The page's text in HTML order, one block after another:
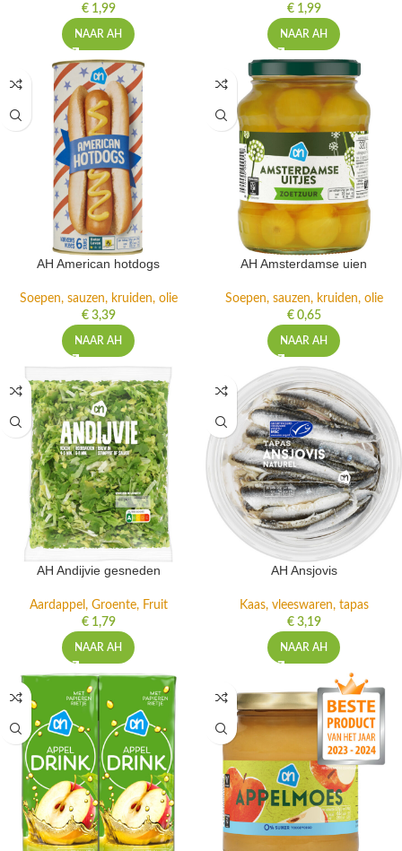
€1,99
NAAR AH
€1,99
NAAR AH
AH American hotdogs
Soepen, sauzen, kruiden, olie
€3,39
NAAR AH
AH Amsterdamse uien
Soepen, sauzen, kruiden, olie
€0,65
NAAR AH
AH Andijvie gesneden
Aardappel, Groente, Fruit
€1,79
NAAR AH
AH Ansjovis
Kaas, vleeswaren, tapas
€3,19
NAAR AH